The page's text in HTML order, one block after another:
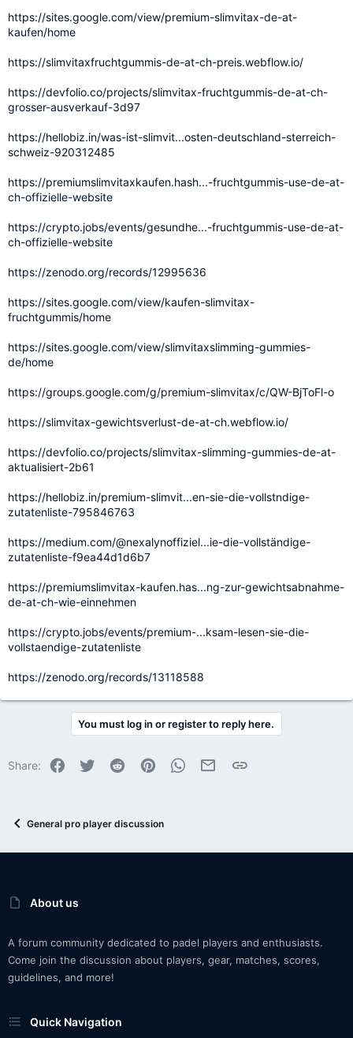
https://sites.google.com/view/premium-slimvitax-de-at-
kaufen/home
https://slimvitaxfruchtgummis-de-at-ch-preis.webflow.io/
https://devfolio.co/projects/slimvitax-fruchtgummis-de-at-ch-
grosser-ausverkauf-3d97
https://hellobiz.in/was-ist-slimvit...osten-deutschland-sterreich-
schweiz-920312485
https://premiumslimvitaxkaufen.hash...-fruchtgummis-use-de-at-
ch-offizielle-website
https://crypto.jobs/events/gesundhe...-fruchtgummis-use-de-at-
ch-offizielle-website
https://zenodo.org/records/12995636
https://sites.google.com/view/kaufen-slimvitax-
fruchtgummis/home
https://sites.google.com/view/slimvitaxslimming-gummies-
de/home
https://groups.google.com/g/premium-slimvitax/c/QW-BjToFl-o
https://slimvitax-gewichtsverlust-de-at-ch.webflow.io/
https://devfolio.co/projects/slimvitax-slimming-gummies-de-at-
aktualisiert-2b61
https://hellobiz.in/premium-slimvit...en-sie-die-vollstndige-
zutatenliste-795846763
https://medium.com/@nexalynoffiziel...ie-die-vollständige-
zutatenliste-f9ea44d1d6b7
https://premiumslimvitax-kaufen.has...ng-zur-gewichtsabnahme-
de-at-ch-wie-einnehmen
https://crypto.jobs/events/premium-...ksam-lesen-sie-die-
vollstaendige-zutatenliste
https://zenodo.org/records/13118588
You must log in or register to reply here.
Share: Facebook
Twitter Reddit PinterestWhatsApp
Email Link
General pro player discussion
About us
A forum community dedicated to padel players and enthusiasts.
Come join the discussion about players, gear, matches, scores,
guidelines, and more!
Quick Navigation